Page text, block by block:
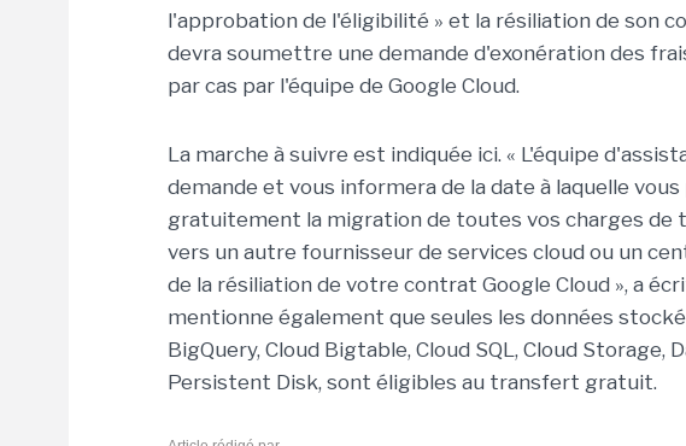
l'approbation de l'éligibilité » et la résiliation de son
devra soumettre une demande d'exonération des
par cas par l'équipe de Google Cloud.
La marche à suivre est indiquée ici. « L'équipe
demande et vous informera de la date à laquelle
gratuitement la migration de toutes vos charges de
vers un autre fournisseur de services cloud ou un
de la résiliation de votre contrat Google Cloud », a
mentionne également que seules les données
BigQuery, Cloud Bigtable, Cloud SQL, Cloud Storage,
Persistent Disk, sont éligibles au transfert gratuit.